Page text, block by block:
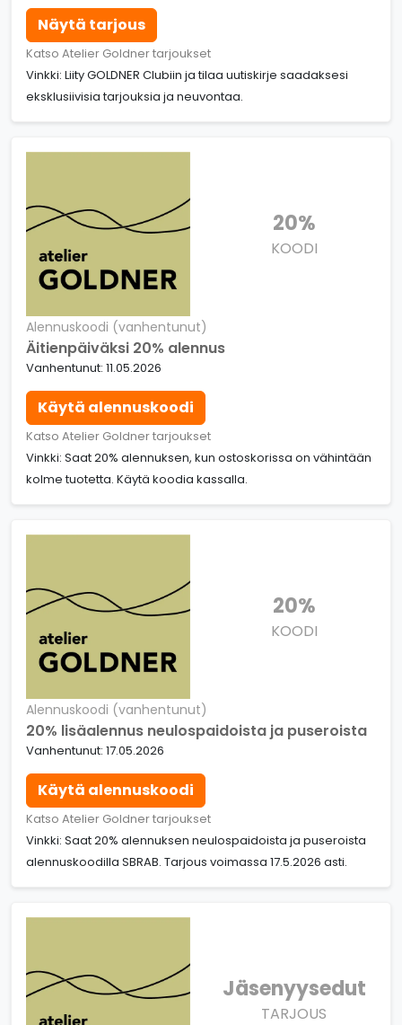
Näytä tarjous
Katso Atelier Goldner tarjoukset
Vinkki: Liity GOLDNER Clubiin ja tilaa uutiskirje saadaksesi
eksklusiivisia tarjouksia ja neuvontaa.
20%
KOODI
Alennuskoodi (vanhentunut)
Äitienpäiväksi 20% alennus
Vanhentunut: 11.05.2026
Käytä alennuskoodi
Katso Atelier Goldner tarjoukset
Vinkki: Saat 20% alennuksen, kun ostoskorissa on vähintään
kolme tuotetta. Käytä koodia kassalla.
20%
KOODI
Alennuskoodi (vanhentunut)
20% lisäalennus neulospaidoista ja puseroista
Vanhentunut: 17.05.2026
Käytä alennuskoodi
Katso Atelier Goldner tarjoukset
Vinkki: Saat 20% alennuksen neulospaidoista ja puseroista
alennuskoodilla SBRAB. Tarjous voimassa 17.5.2026 asti.
Jäsenyysedut
TARJOUS